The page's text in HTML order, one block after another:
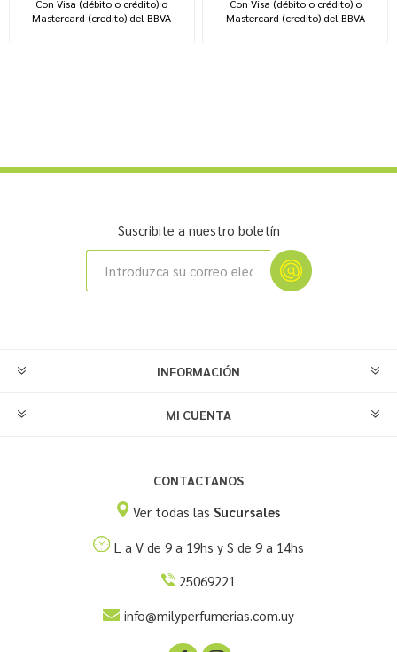
Con Visa (débito o crédito) o
Mastercard (credito) del BBVA
Con Visa (débito o crédito) o
Mastercard (credito) del BBVA
Suscribite a nuestro boletín
INFORMACIÓN
MI CUENTA
CONTACTANOS
Ver todas las Sucursales
L a V de 9 a 19hs y S de 9 a 14hs
25069221
info@milyperfumerias.com.uy